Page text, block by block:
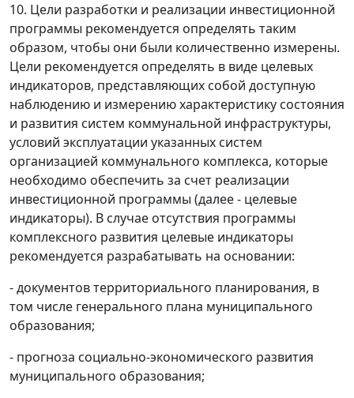
10. Цели разработки и реализации инвестиционной
программы рекомендуется определять таким
образом, чтобы они были количественно измерены.
Цели рекомендуется определять в виде целевых
индикаторов, представляющих собой доступную
наблюдению и измерению характеристику состояния
и развития систем коммунальной инфраструктуры,
условий эксплуатации указанных систем
организацией коммунального комплекса, которые
необходимо обеспечить за счет реализации
инвестиционной программы (далее - целевые
индикаторы). В случае отсутствия программы
комплексного развития целевые индикаторы
рекомендуется разрабатывать на основании:
- документов территориального планирования, в
том числе генерального плана муниципального
образования;
- прогноза социально-экономического развития
муниципального образования;